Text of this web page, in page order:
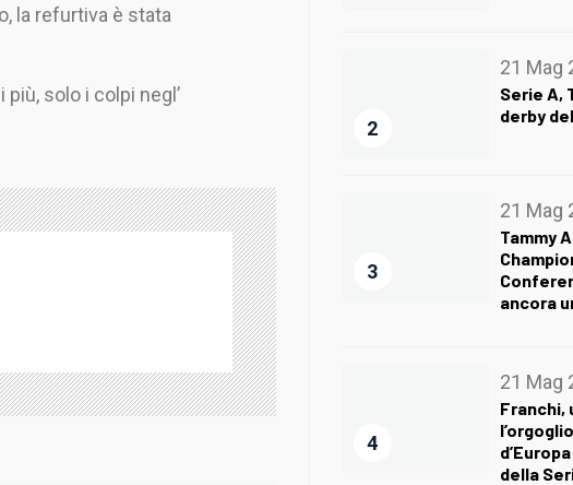
la refurtiva è stata
solo i colpi negl’
2
21 Mag
Serie A,
derby
3
21 Mag
Tammy
ancora
4
21 Mag
della